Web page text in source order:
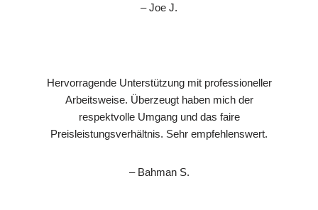
– Joe J.
Hervorragende Unterstützung mit professioneller
Arbeitsweise. Überzeugt haben mich der
respektvolle Umgang und das faire
Preisleistungsverhältnis. Sehr empfehlenswert.
– Bahman S.